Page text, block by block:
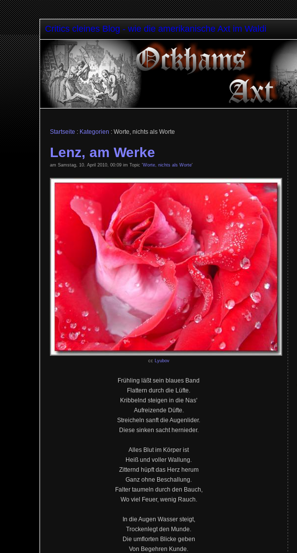
Critics cleines Blog - wie die amerikanische Axt im Waldi
Startseite : Kategorien : Worte, nichts als Worte
Lenz, am Werke
am Samstag, 10. April 2010, 00:09 im Topic 'Worte, nichts als Worte'
cc Lyubov
Frühling läßt sein blaues Band
Flattern durch die Lüfte.
Kribbelnd steigen in die Nas'
Aufreizende Düfte.
Streicheln sanft die Augenlider.
Diese sinken sacht hernieder.
Alles Blut im Körper ist
Heiß und voller Wallung.
Zitternd hüpft das Herz herum
Ganz ohne Beschallung.
Falter taumeln durch den Bauch,
Wo viel Feuer, wenig Rauch.
In die Augen Wasser steigt,
Trockenlegt den Munde.
Die umflorten Blicke geben
Von Begehren Kunde.